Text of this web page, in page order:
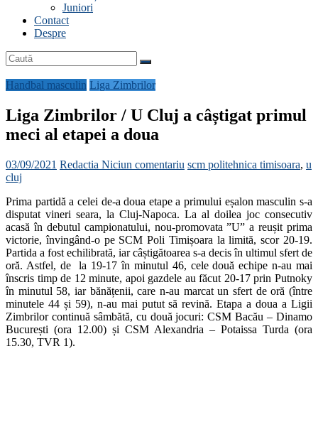
Juniori
Contact
Despre
Handbal masculin Liga Zimbrilor
Liga Zimbrilor / U Cluj a câștigat primul
meci al etapei a doua
03/09/2021 Redactia Niciun comentariu scm politehnica timisoara, u
cluj
Prima partidă a celei de-a doua etape a primului eșalon masculin s-a
disputat vineri seara, la Cluj-Napoca. La al doilea joc consecutiv
acasă în debutul campionatului, nou-promovata ”U” a reușit prima
victorie, învingând-o pe SCM Poli Timișoara la limită, scor 20-19.
Partida a fost echilibrată, iar câștigătoarea s-a decis în ultimul sfert de
oră. Astfel, de la 19-17 în minutul 46, cele două echipe n-au mai
înscris timp de 12 minute, apoi gazdele au făcut 20-17 prin Putnoky
în minutul 58, iar bănățenii, care n-au marcat un sfert de oră (între
minutele 44 și 59), n-au mai putut să revină. Etapa a doua a Ligii
Zimbrilor continuă sâmbătă, cu două jocuri: CSM Bacău – Dinamo
București (ora 12.00) și CSM Alexandria – Potaissa Turda (ora
15.30, TVR 1).